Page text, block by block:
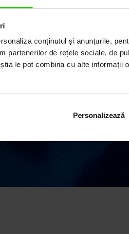
conținutul și anunțurile,
partenerilor de rețele sociale, de
le pot combina cu alte
Personalizează
elegante și rafinate,
vastă experiență în
și pietre